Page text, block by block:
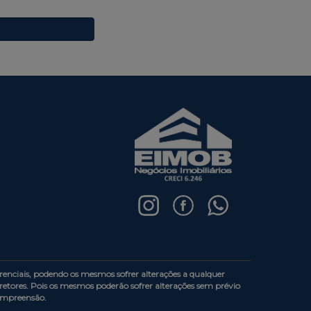
podendo os mesmos sofrer alterações a qualquer
Pois os mesmos poderão sofrer alterações sem prévio